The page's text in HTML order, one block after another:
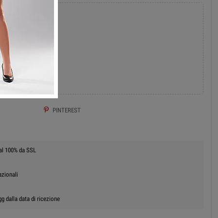
CARRELLO
PINTEREST
da SSL
dalla data di ricezione